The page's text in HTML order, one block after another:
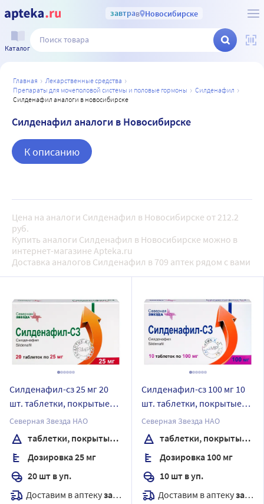
завтрав Новосибирске
Каталог
главная
лекарственные средства
препараты для мочеполовой системы и половые гормоны
силденафил
силденафил аналоги в новосибирске
Силденафил аналоги в Новосибирске
К описанию
Цена на аналоги Силденафил в Новосибирске от 212.2
руб.
Купить аналоги Силденафил в Новосибирске можно в
интернет-магазине Apteka.ru
Доставка аналогов Силденафил в 709 аптек рядом с вами
Силденафил-сз 25 мг 20
шт. таблетки, покрытые
пленочной оболочкой
Северная Звезда НАО
таблетки, покрытые пленочной оболочкой
Дозировка 25 мг
20 шт в уп.
Доставим в аптекузавтра
Силденафил-сз 100 мг 10
шт. таблетки, покрытые
пленочной оболочкой
Северная Звезда НАО
таблетки, покрытые пленочной оболочкой
Дозировка 100 мг
10 шт в уп.
Доставим в аптекузавтра